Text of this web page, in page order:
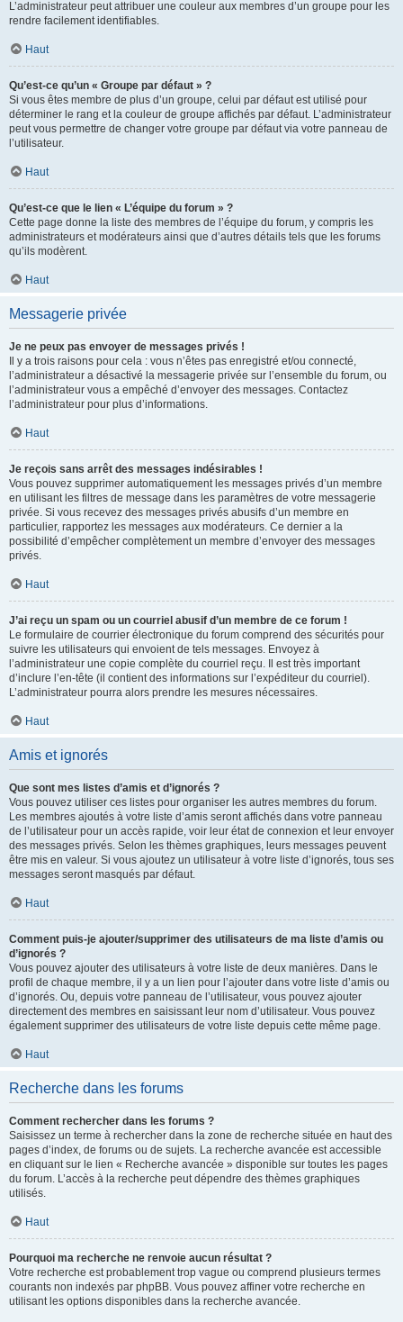
L’administrateur peut attribuer une couleur aux membres d’un groupe pour les
rendre facilement identifiables.
Haut
Qu’est-ce qu’un « Groupe par défaut » ?
Si vous êtes membre de plus d’un groupe, celui par défaut est utilisé pour
déterminer le rang et la couleur de groupe affichés par défaut. L’administrateur
peut vous permettre de changer votre groupe par défaut via votre panneau de
l’utilisateur.
Haut
Qu’est-ce que le lien « L’équipe du forum » ?
Cette page donne la liste des membres de l’équipe du forum, y compris les
administrateurs et modérateurs ainsi que d’autres détails tels que les forums
qu’ils modèrent.
Haut
Messagerie privée
Je ne peux pas envoyer de messages privés !
Il y a trois raisons pour cela : vous n’êtes pas enregistré et/ou connecté,
l’administrateur a désactivé la messagerie privée sur l’ensemble du forum, ou
l’administrateur vous a empêché d’envoyer des messages. Contactez
l’administrateur pour plus d’informations.
Haut
Je reçois sans arrêt des messages indésirables !
Vous pouvez supprimer automatiquement les messages privés d’un membre
en utilisant les filtres de message dans les paramètres de votre messagerie
privée. Si vous recevez des messages privés abusifs d’un membre en
particulier, rapportez les messages aux modérateurs. Ce dernier a la
possibilité d’empêcher complètement un membre d’envoyer des messages
privés.
Haut
J’ai reçu un spam ou un courriel abusif d’un membre de ce forum !
Le formulaire de courrier électronique du forum comprend des sécurités pour
suivre les utilisateurs qui envoient de tels messages. Envoyez à
l’administrateur une copie complète du courriel reçu. Il est très important
d’inclure l’en-tête (il contient des informations sur l’expéditeur du courriel).
L’administrateur pourra alors prendre les mesures nécessaires.
Haut
Amis et ignorés
Que sont mes listes d’amis et d’ignorés ?
Vous pouvez utiliser ces listes pour organiser les autres membres du forum.
Les membres ajoutés à votre liste d’amis seront affichés dans votre panneau
de l’utilisateur pour un accès rapide, voir leur état de connexion et leur envoyer
des messages privés. Selon les thèmes graphiques, leurs messages peuvent
être mis en valeur. Si vous ajoutez un utilisateur à votre liste d’ignorés, tous ses
messages seront masqués par défaut.
Haut
Comment puis-je ajouter/supprimer des utilisateurs de ma liste d’amis ou
d’ignorés ?
Vous pouvez ajouter des utilisateurs à votre liste de deux manières. Dans le
profil de chaque membre, il y a un lien pour l’ajouter dans votre liste d’amis ou
d’ignorés. Ou, depuis votre panneau de l’utilisateur, vous pouvez ajouter
directement des membres en saisissant leur nom d’utilisateur. Vous pouvez
également supprimer des utilisateurs de votre liste depuis cette même page.
Haut
Recherche dans les forums
Comment rechercher dans les forums ?
Saisissez un terme à rechercher dans la zone de recherche située en haut des
pages d’index, de forums ou de sujets. La recherche avancée est accessible
en cliquant sur le lien « Recherche avancée » disponible sur toutes les pages
du forum. L’accès à la recherche peut dépendre des thèmes graphiques
utilisés.
Haut
Pourquoi ma recherche ne renvoie aucun résultat ?
Votre recherche est probablement trop vague ou comprend plusieurs termes
courants non indexés par phpBB. Vous pouvez affiner votre recherche en
utilisant les options disponibles dans la recherche avancée.